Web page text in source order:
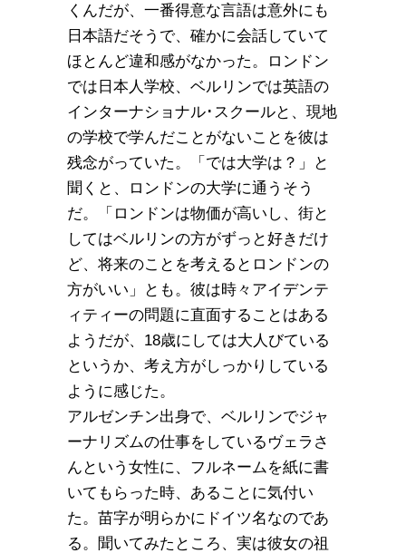
くんだが、一番得意な言語は意外にも
日本語だそうで、確かに会話していて
ほとんど違和感がなかった。ロンドン
では日本人学校、ベルリンでは英語の
インターナショナル･スクールと、現地
の学校で学んだことがないことを彼は
残念がっていた。「では大学は？」と
聞くと、ロンドンの大学に通うそう
だ。「ロンドンは物価が高いし、街と
してはベルリンの方がずっと好きだけ
ど、将来のことを考えるとロンドンの
方がいい」とも。彼は時々アイデンテ
ィティーの問題に直面することはある
ようだが、18歳にしては大人びている
というか、考え方がしっかりしている
ように感じた。
アルゼンチン出身で、ベルリンでジャ
ーナリズムの仕事をしているヴェラさ
んという女性に、フルネームを紙に書
いてもらった時、あることに気付い
た。苗字が明らかにドイツ名なのであ
る。聞いてみたところ、実は彼女の祖